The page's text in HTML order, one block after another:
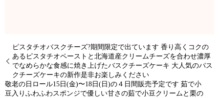
ピスタチオバスクチーズ?期間限定で出ています 香り高くコクの
あるピスタチオペーストと北海道産クリームチーズを合わせ濃厚
でなめらかな食感に焼き上げたバスクチーズケーキ 大人気のバス
クチーズケーキの新作是非お楽しみください
敬老の日ロール15日(金)〜18日(日)の４日間販売予定です 茹で小
豆入りふわふわスポンジで優しい甘さの茹で小豆クリームと栗の